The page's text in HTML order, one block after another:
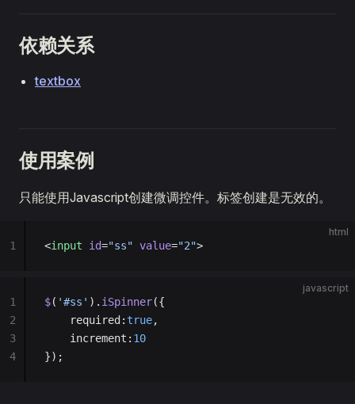
依赖关系
textbox
使用案例
只能使用Javascript创建微调控件。标签创建是无效的。
html
<input id="ss" value="2">
1
javascript
$( '#ss' ). iSpinner({
    required:
true,
    increment:
10
});
1
2
3
4